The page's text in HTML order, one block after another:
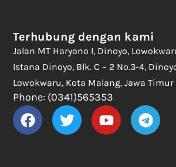
Terhubung dengan kami
Jalan MT Haryono I, Dinoyo,
Istana Dinoyo, Blk. C – 2 No.3-4,
Lowokwaru, Kota Malang, Jawa Timur
Phone: (0341)565353